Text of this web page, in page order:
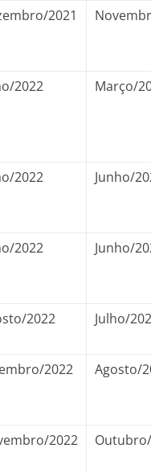
2021
2022 Março/
2022 Junho/
2022 Junho/
2022 Julho/
2022 Agosto/
2022